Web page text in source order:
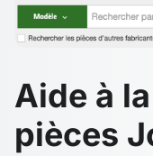
Aide à
pièces